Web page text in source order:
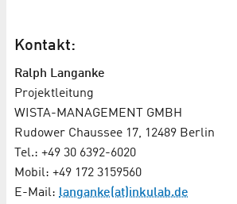
Kontakt:
Ralph Langanke
Projektleitung
WISTA-MANAGEMENT GMBH
Rudower Chaussee 17, 12489 Berlin
Tel.: +49 30 6392-6020
Mobil: +49 172 3159560
E-Mail: langanke(at)inkulab.de